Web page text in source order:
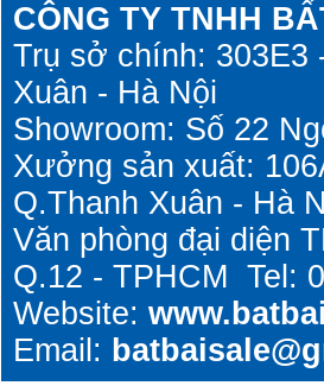
CÔNG TY TNHH
Trụ sở chính:
Xuân - Hà Nội
Showroom: Số 22
Xưởng sản xuất:
Q.Thanh Xuân - Hà
Văn phòng đại diện
Q.12 - TPHCM Tel:
Website:
Email: